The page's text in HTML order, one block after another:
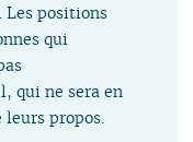
Les positions
qui
qui ne sera en
propos.